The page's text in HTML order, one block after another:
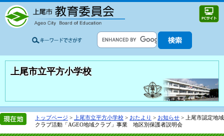
上尾市立平方小学校
トップページ > 上尾市立平方小学校 > おたより > お知らせ >
上尾市認定地域
クラブ活動「AGEO地域クラブ」事業 地区別保護者説明会